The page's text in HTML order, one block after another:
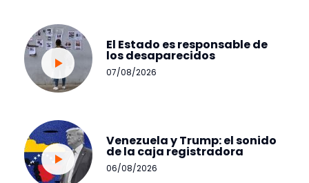
El Estado es responsable de
los desaparecidos
07/08/2026
Venezuela y Trump: el sonido
de la caja registradora
06/08/2026